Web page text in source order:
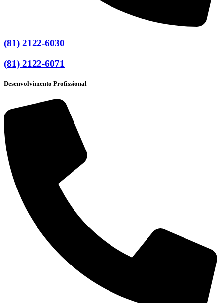
(81) 2122-6030
(81) 2122-6071
Desenvolvimento Profissional